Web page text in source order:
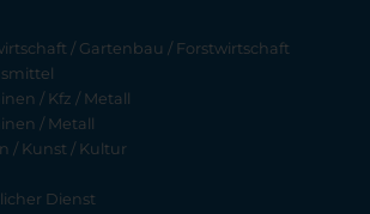
/ Gartenbau / Forstwirtschaft
/ Kfz / Metall
/ Metall
/ Kunst / Kultur
Dienst